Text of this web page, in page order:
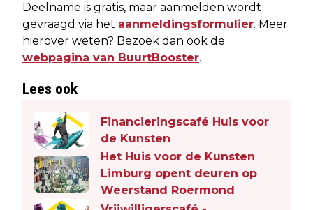
Deelname is gratis, maar aanmelden wordt
gevraagd via het aanmeldingsformulier. Meer
hierover weten? Bezoek dan ook de
webpagina van BuurtBooster.
Lees ook
Financieringscafé Huis voor
de Kunsten
Het Huis voor de Kunsten
Limburg opent deuren op
Weerstand Roermond